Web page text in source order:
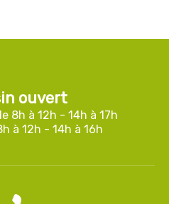
ouvert
8h à 12h - 14h à 17h
à 12h - 14h à 16h